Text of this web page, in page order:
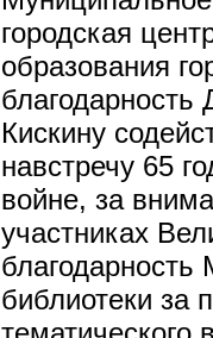
городская
образования
Кискину
навстречу 65
войне, за
участниках
благодарность
библиотеки за